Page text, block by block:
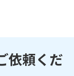
依頼くだ